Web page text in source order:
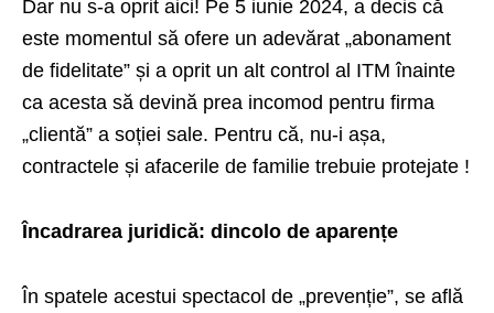
Dar nu s-a oprit aici! Pe 5 iunie 2024, a decis că
este momentul să ofere un adevărat „abonament
de fidelitate” și a oprit un alt control al ITM înainte
ca acesta să devină prea incomod pentru firma
„clientă” a soției sale. Pentru că, nu-i așa,
contractele și afacerile de familie trebuie protejate !
Încadrarea juridică: dincolo de aparențe
În spatele acestui spectacol de „prevenție”, se află